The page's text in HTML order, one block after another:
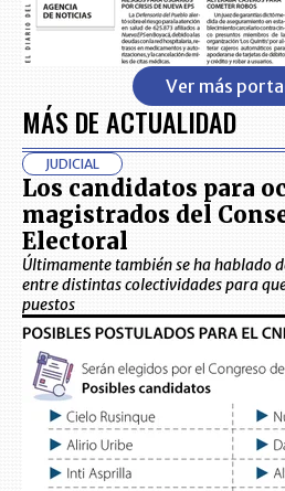
Ver más
MÁS DE ACTUALIDAD
JUDICIAL
Los candidatos para
magistrados del
Electoral
Últimamente también se ha hablado
entre distintas colectividades para
puestos